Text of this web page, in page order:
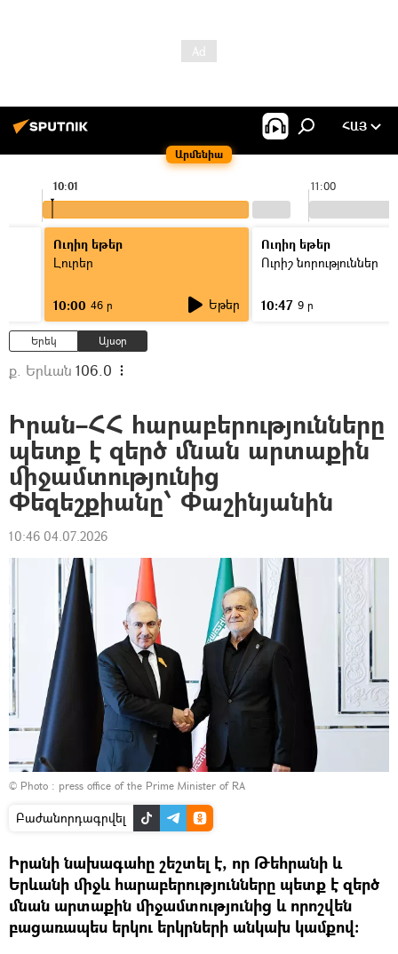
Արմենիա
ՀԱՅ
11:00
10:01
Ուղիղ եթեր
Լուրեր
10:00 46 ր Եթեր
Ուղիղ եթեր
Ուրիշ նորություններ
10:47 9 ր
Երեկ Այսօր
ք. Երևան 106.0
Իրան–ՀՀ հարաբերությունները
պետք է զերծ մնան արտաքին
միջամտությունից
Փեզեշքիանը՝ Փաշինյանին
10:46 04.07.2026
© Photo : press office of the Prime Minister of RA
Բաժանորդագրվել
Իրանի նախագահը շեշտել է, որ Թեհրանի և
Երևանի միջև հարաբերությունները պետք է զերծ
մնան արտաքին միջամտությունից և որոշվեն
բացառապես երկու երկրների անկախ կամքով։